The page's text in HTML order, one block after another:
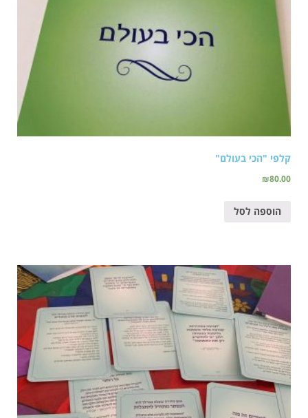
קלפי "הכי בעולם"
₪80.00
הוספה לסל